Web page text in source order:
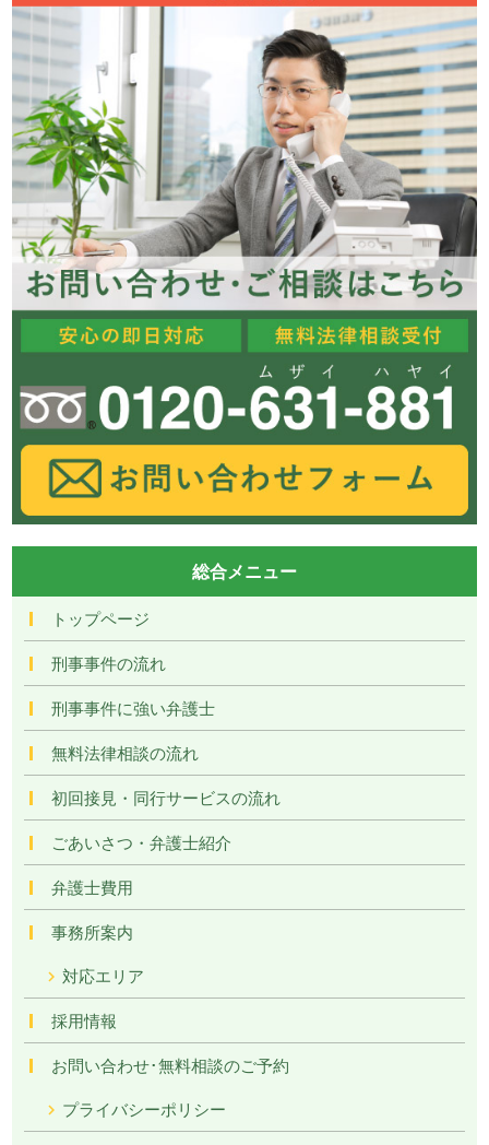
総合メニュー
トップページ
刑事事件の流れ
刑事事件に強い弁護士
無料法律相談の流れ
初回接見・同行サービスの流れ
ごあいさつ・弁護士紹介
弁護士費用
事務所案内
対応エリア
採用情報
お問い合わせ･無料相談のご予約
プライバシーポリシー